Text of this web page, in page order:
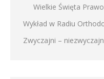
Wielkie Święta
Wykład w Radiu
Zwyczajni –